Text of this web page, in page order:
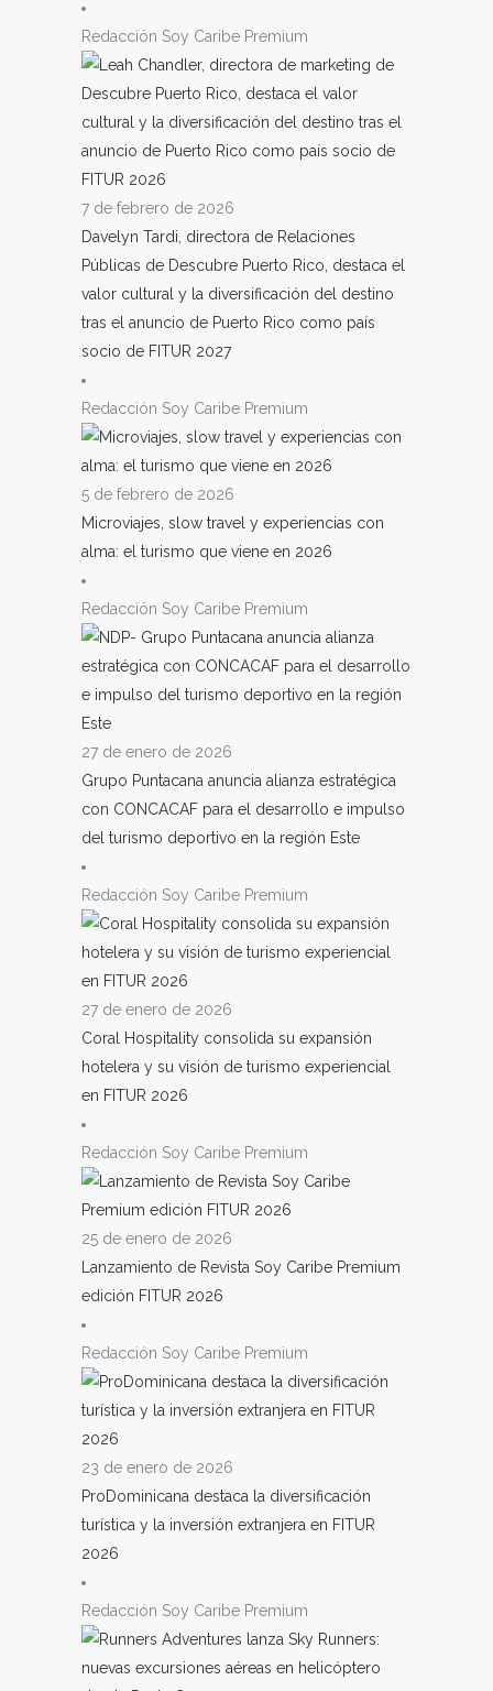
Redacción Soy Caribe Premium
7 de febrero de 2026
Davelyn Tardi, directora de Relaciones
Públicas de Descubre Puerto Rico, destaca el
valor cultural y la diversificación del destino
tras el anuncio de Puerto Rico como país
socio de FITUR 2027
Redacción Soy Caribe Premium
5 de febrero de 2026
Microviajes, slow travel y experiencias con
alma: el turismo que viene en 2026
Redacción Soy Caribe Premium
27 de enero de 2026
Grupo Puntacana anuncia alianza estratégica
con CONCACAF para el desarrollo e impulso
del turismo deportivo en la región Este
Redacción Soy Caribe Premium
27 de enero de 2026
Coral Hospitality consolida su expansión
hotelera y su visión de turismo experiencial
en FITUR 2026
Redacción Soy Caribe Premium
25 de enero de 2026
Lanzamiento de Revista Soy Caribe Premium
edición FITUR 2026
Redacción Soy Caribe Premium
23 de enero de 2026
ProDominicana destaca la diversificación
turística y la inversión extranjera en FITUR
2026
Redacción Soy Caribe Premium